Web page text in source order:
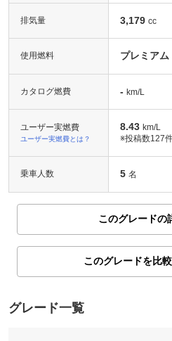
排気量 3,179 cc
使用燃料 プレミアム
カタログ燃費 - km/L
ユーザー実燃費
ユーザー実燃費とは？
8.43 km/L
※投稿数127
乗車人数 5 名
このグレードの
このグレードを比
グレード一覧